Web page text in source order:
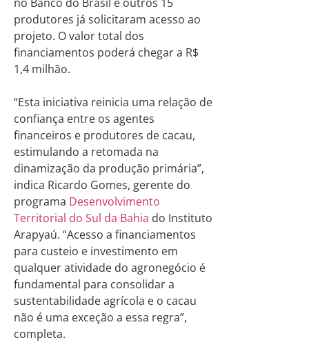
produtores já solicitaram acesso ao
projeto. O valor total dos
financiamentos poderá chegar a R$
1,4 milhão.
“Esta iniciativa reinicia uma relação de
confiança entre os agentes
financeiros e produtores de cacau,
estimulando a retomada na
dinamização da produção primária”,
indica Ricardo Gomes, gerente do
programa Desenvolvimento
Territorial do Sul da Bahia do Instituto
Arapyaú. “Acesso a financiamentos
para custeio e investimento em
qualquer atividade do agronegócio é
fundamental para consolidar a
sustentabilidade agrícola e o cacau
não é uma exceção a essa regra”,
completa.